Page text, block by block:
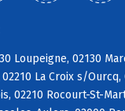
Loupeigne, 02130
La Croix s/
02210 Rocourt-St-